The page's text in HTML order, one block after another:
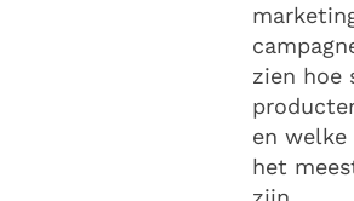
zien hoe
en welke
het